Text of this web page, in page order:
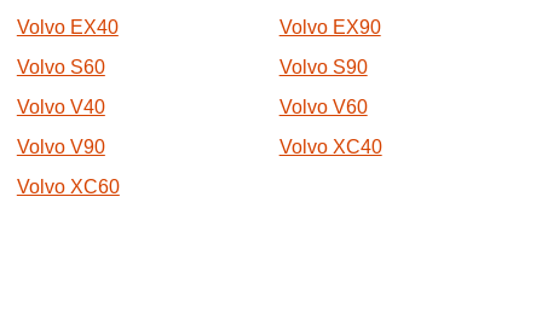
Volvo EX40
Volvo EX90
Volvo S60
Volvo S90
Volvo V40
Volvo V60
Volvo V90
Volvo XC40
Volvo XC60